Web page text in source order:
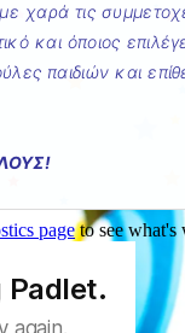
χαρά τις
και όποιος
παιδιών και